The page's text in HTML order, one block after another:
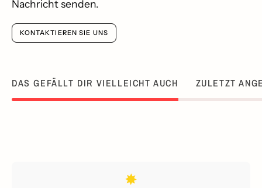
Nachricht senden.
KONTAKTIEREN SIE UNS
DAS GEFÄLLT DIR VIELLEICHT AUCH ZULETZT